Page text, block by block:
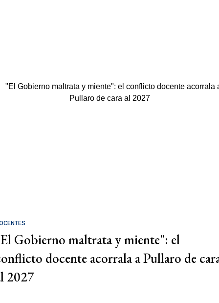
Gobierno maltrata y miente": el
docente acorrala a Pullaro de
2027